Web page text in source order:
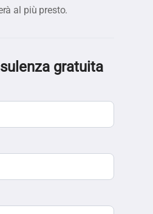
al più presto.
gratuita